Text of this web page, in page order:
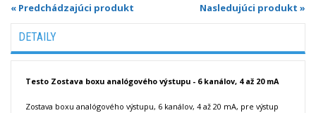
« Predchádzajúci produkt Nasledujúci produkt »
DETAILY
Testo Zostava boxu analógového výstupu - 6 kanálov, 4 až 20 mA
Zostava boxu analógového výstupu, 6 kanálov, 4 až 20 mA, pre výstup